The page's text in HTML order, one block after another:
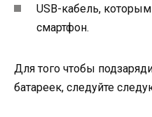
USB-кабель,
смартфон.
Для того чтобы
батареек, следуйте